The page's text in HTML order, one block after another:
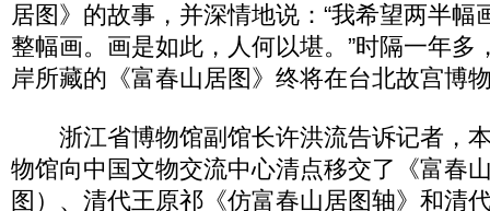
居图》的故事，并深情地说：“我希望两半幅
整幅画。画是如此，人何以堪。”时隔一年多
岸所藏的《富春山居图》终将在台北故宫博
浙江省博物馆副馆长许洪流告诉记者，
物馆向中国文物交流中心清点移交了《富春
图）、清代王原祁《仿富春山居图轴》和清